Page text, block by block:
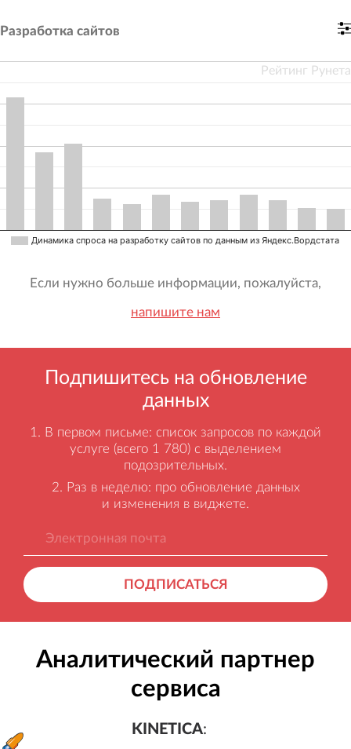
Разработка сайтов
Динамика спроса на разработку сайтов по данным из Яндекс.Вордстата
Рейтинг Рунета
Если нужно больше информации, пожалуйста,
напишите нам
Подпишитесь на обновление
данных
В первом письме: список запросов по каждой
услуге (всего 1 780) с выделением
подозрительных.
Раз в неделю: про обновление данных
и изменения в виджете.
ПОДПИСАТЬСЯ
Аналитический партнер
сервиса
KINETICA:
Генерация лидов, бесплатный